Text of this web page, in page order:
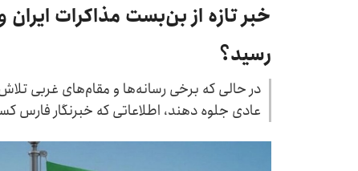
خبر تازه از بن‌بست مذاکرات ایران
رسید؟
در حالی که برخی رسانه‌ها و مقام‌های غربی تلاش
عادی جلوه دهند، اطلاعاتی که خبرنگار فارس